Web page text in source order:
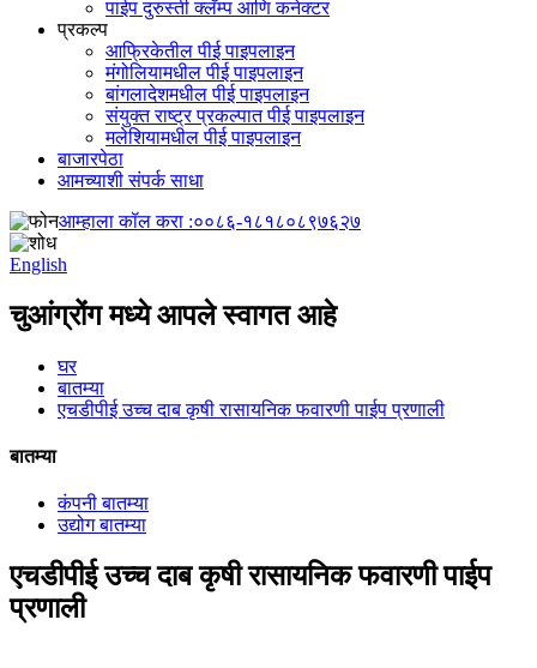
पाईप दुरुस्ती क्लॅम्प आणि कनेक्टर
प्रकल्प
आफ्रिकेतील पीई पाइपलाइन
मंगोलियामधील पीई पाइपलाइन
बांगलादेशमधील पीई पाइपलाइन
संयुक्त राष्ट्र प्रकल्पात पीई पाइपलाइन
मलेशियामधील पीई पाइपलाइन
बाजारपेठा
आमच्याशी संपर्क साधा
आम्हाला कॉल करा :००८६-१८१८०८९७६२७
English
चुआंग्रोंग मध्ये आपले स्वागत आहे
घर
बातम्या
एचडीपीई उच्च दाब कृषी रासायनिक फवारणी पाईप प्रणाली
बातम्या
कंपनी बातम्या
उद्योग बातम्या
एचडीपीई उच्च दाब कृषी रासायनिक फवारणी पाईप
प्रणाली